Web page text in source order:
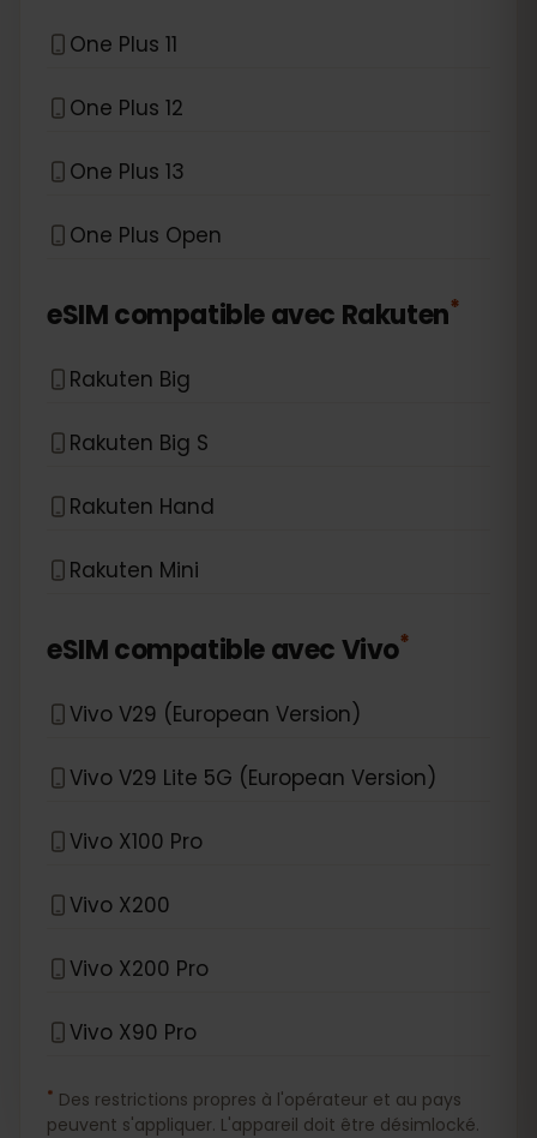
One Plus 11
One Plus 12
One Plus 13
One Plus Open
eSIM compatible avec Rakuten*
Rakuten Big
Rakuten Big S
Rakuten Hand
Rakuten Mini
eSIM compatible avecVivo*
Vivo V29 (European Version)
Vivo V29 Lite 5G (European Version)
Vivo X100 Pro
Vivo X200
Vivo X200 Pro
Vivo X90 Pro
* Des restrictions propres à l'opérateur et au pays
peuvent s'appliquer. L'appareil doit être désimlocké.